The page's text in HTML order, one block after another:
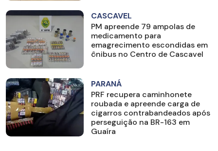
CASCAVEL
PM apreende 79 ampolas de
medicamento para
emagrecimento escondidas em
ônibus no Centro de Cascavel
PARANÁ
PRF recupera caminhonete
roubada e apreende carga de
cigarros contrabandeados após
perseguição na BR-163 em
Guaíra